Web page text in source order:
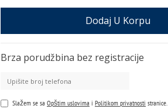
Dodaj U Korpu
Brza porudžbina bez registracije
Slažem se sa Opštim uslovima i Politikom privatnosti stranice.